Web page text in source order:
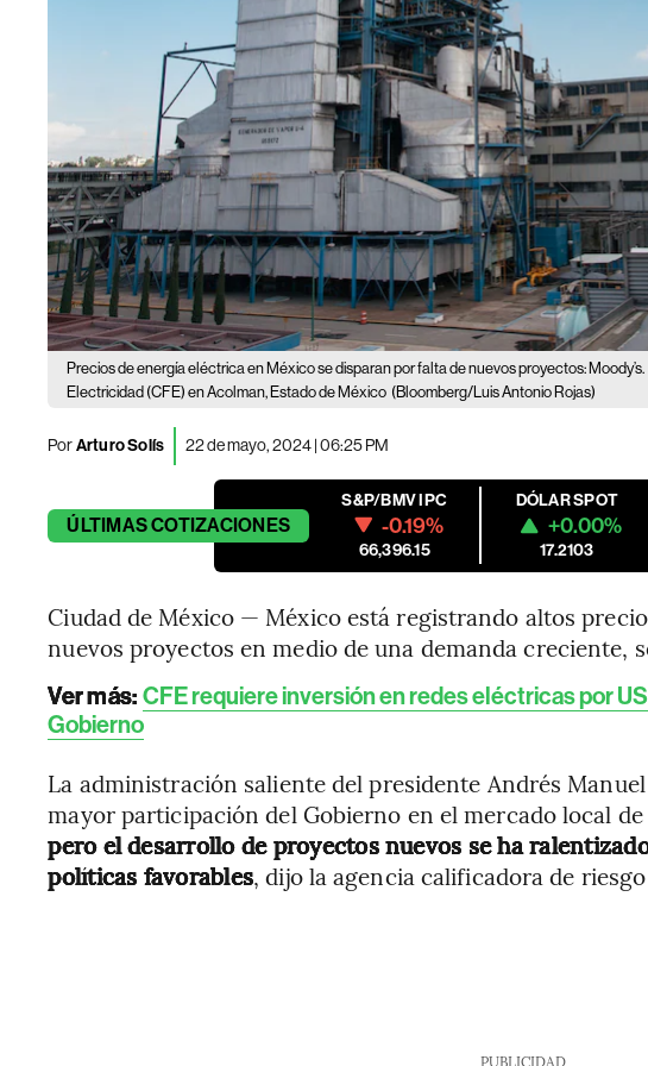
Precios de energía eléctrica en México se disparan por falta de nuevos proyectos: Moody’s.
Electricidad (CFE) en Acolman, Estado de México (Bloomberg/Luis Antonio Rojas)
PorArturo Solís 22 de mayo, 2024 | 06:25 PM
ÚLTIMASCOTIZACIONES
S&P/BMV IPC
-0.19%
66,396.15
DÓLAR SPOT
+0.00%
17.2103
Ciudad de México — México está registrando altos
nuevos proyectos en medio de una demanda creciente,
Ver más: CFE requiere inversión en redes eléctricas por
Gobierno
La administración saliente del presidente Andrés
mayor participación del Gobierno en el mercado local
pero el desarrollo de proyectos nuevos se ha
políticas favorables, dijo la agencia calificadora de
PUBLICIDAD